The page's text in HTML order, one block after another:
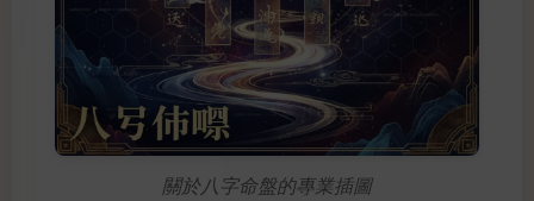
關於八字命盤的專業插圖